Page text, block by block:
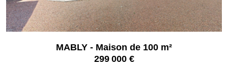
MABLY - Maison de 100 m²
299 000 €